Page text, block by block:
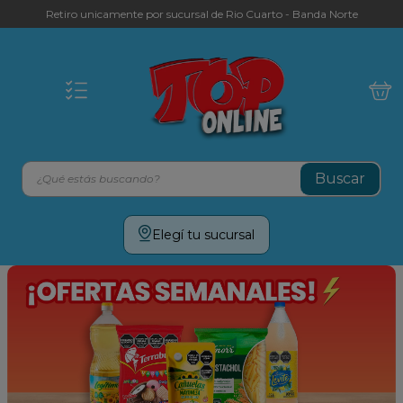
Retiro unicamente por sucursal de Rio Cuarto - Banda Norte
¿Qué estás buscando?
Elegí tu sucursal
Términos más buscados
yerba
galletitas